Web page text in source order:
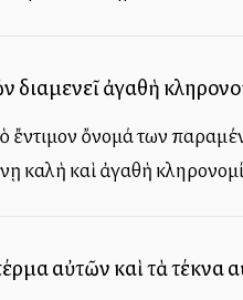
διαμενεῖ ἀγαθὴ
ὄνομά των
καλὴ καὶ ἀγαθὴ
αὐτῶν καὶ τὰ τέκνα